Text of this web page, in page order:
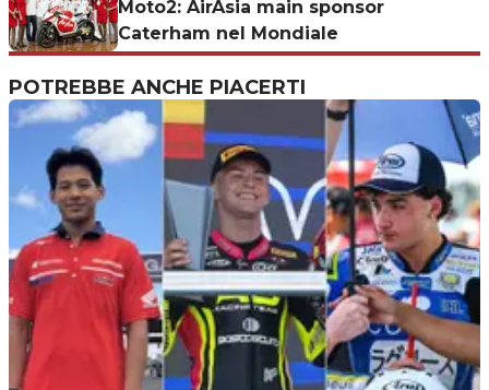
Moto2: AirAsia main sponsor
Caterham nel Mondiale
POTREBBE ANCHE PIACERTI